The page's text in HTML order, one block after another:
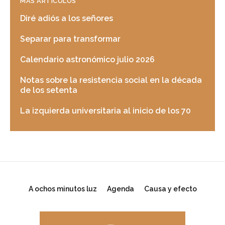
Diré adiós a los señores
Separar para transformar
Calendario astronómico julio 2026
Notas sobre la resistencia social en la década
de los setenta
La izquierda universitaria al inicio de los 70
A ochos minutos luz Agenda Causa y efecto